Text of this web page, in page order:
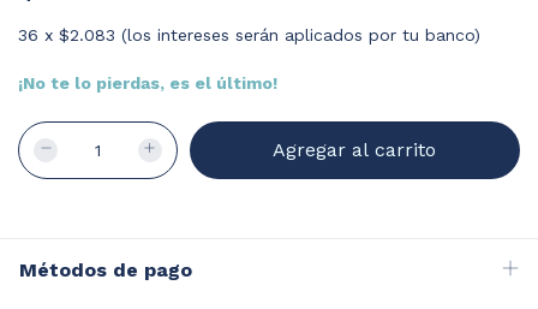
36 x $2.083 (los intereses serán aplicados por tu banco)
¡No te lo pierdas, es el último!
Métodos de pago